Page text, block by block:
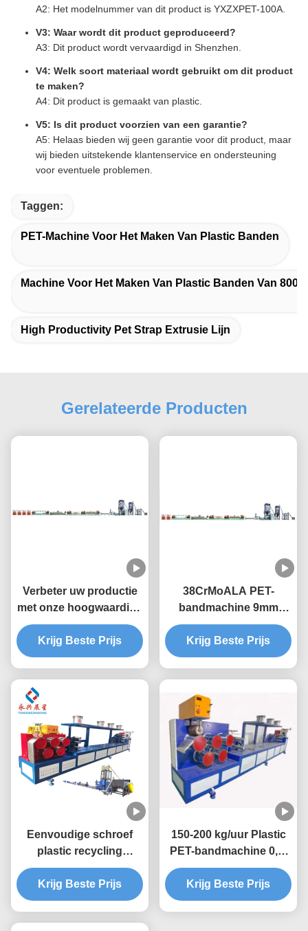
A2: Het modelnummer van dit product is YXZXPET-100A.
V3: Waar wordt dit product geproduceerd?
A3: Dit product wordt vervaardigd in Shenzhen.
V4: Welk soort materiaal wordt gebruikt om dit product
te maken?
A4: Dit product is gemaakt van plastic.
V5: Is dit product voorzien van een garantie?
A5: Helaas bieden wij geen garantie voor dit product, maar
wij bieden uitstekende klantenservice en ondersteuning
voor eventuele problemen.
Taggen:
PET-Machine Voor Het Maken Van Plastic Banden
Machine Voor Het Maken Van Plastic Banden Van 800
High Productivity Pet Strap Extrusie Lijn
Gerelateerde Producten
Verbeter uw productie
met onze hoogwaardige
PET-bandmachine
Krijg Beste Prijs
38CrMoALA PET-
bandmachine 9mm
bandmachine
Krijg Beste Prijs
Eenvoudige schroef
plastic recycling
machine 9 mm PET
band extrusie lijn
Krijg Beste Prijs
150-200 kg/uur Plastic
PET-bandmachine 0,4-
1,5 mm
Krijg Beste Prijs